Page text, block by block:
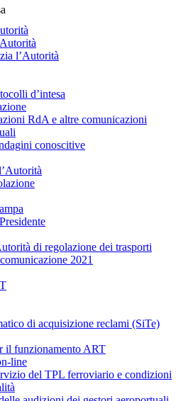
l’Autorità
d’intesa
RdA e altre comunicazioni
conoscitive
di regolazione dei trasporti
2021
di acquisizione reclami (SiTe)
il funzionamento ART
line
del TPL ferroviario e condizioni